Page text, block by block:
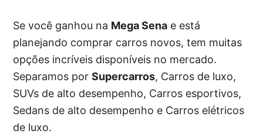
Se você ganhou na Mega Sena e está
planejando comprar carros novos, tem muitas
opções incríveis disponíveis no mercado.
Separamos porSupercarros, Carros de luxo,
SUVs de alto desempenho, Carros esportivos,
Sedans de alto desempenho e Carros elétricos
de luxo.